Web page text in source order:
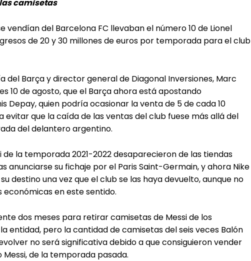
camisetas
vendían del Barcelona FC llevaban el número 10 de Lionel
de 20 y 30 millones de euros por temporada para el club
del Barça y director general de Diagonal Inversiones, Marc
10 de agosto, que el Barça ahora está apostando
Depay, quien podría ocasionar la venta de 5 de cada 10
evitar que la caída de las ventas del club fuese más allá del
del delantero argentino.
de la temporada 2021-2022 desaparecieron de las tiendas
anunciarse su fichaje por el Paris Saint-Germain, y ahora Nike
destino una vez que el club se las haya devuelto, aunque no
en este sentido.
dos meses para retirar camisetas de Messi de los
entidad, pero la cantidad de camisetas del seis veces Balón
no será significativa debido a que consiguieron vender
de la temporada pasada.